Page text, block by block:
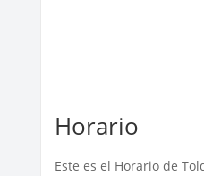
Horario
Este es el Horario de